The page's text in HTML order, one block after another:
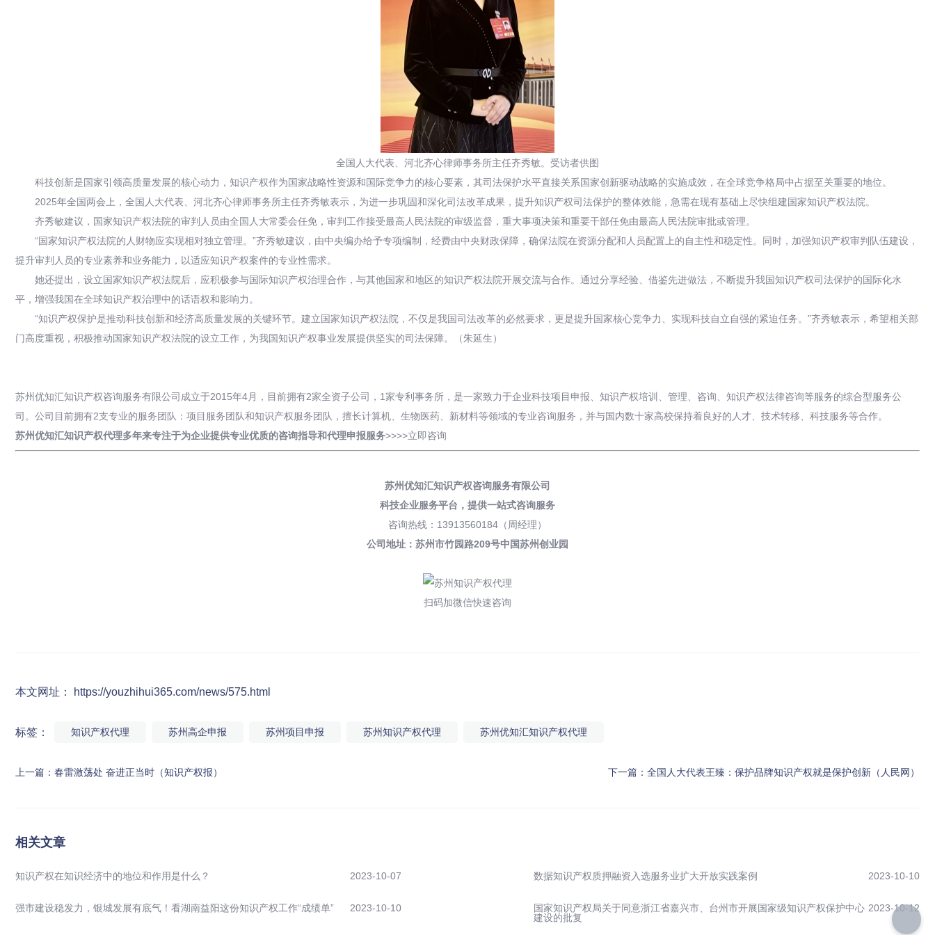
全国人大代表、河北齐心律师事务所主任齐秀敏。受访者供图
科技创新是国家引领高质量发展的核心动力，知识产权作为国家战略性资源和国际竞争力的核心要素，其司法保护水平直接关系国家创新驱动战略的实施成效，在全球竞争格局中占据至关重要的地位。
2025年全国两会上，全国人大代表、河北齐心律师事务所主任齐秀敏表示，为进一步巩固和深化司法改革成果，提升知识产权司法保护的整体效能，急需在现有基础上尽快组建国家知识产权法院。
齐秀敏建议，国家知识产权法院的审判人员由全国人大常委会任免，审判工作接受最高人民法院的审级监督，重大事项决策和重要干部任免由最高人民法院审批或管理。
“国家知识产权法院的人财物应实现相对独立管理。”齐秀敏建议，由中央编办给予专项编制，经费由中央财政保障，确保法院在资源分配和人员配置上的自主性和稳定性。同时，加强知识产权审判队伍建设，
提升审判人员的专业素养和业务能力，以适应知识产权案件的专业性需求。
她还提出，设立国家知识产权法院后，应积极参与国际知识产权治理合作，与其他国家和地区的知识产权法院开展交流与合作。通过分享经验、借鉴先进做法，不断提升我国知识产权司法保护的国际化水
平，增强我国在全球知识产权治理中的话语权和影响力。
“知识产权保护是推动科技创新和经济高质量发展的关键环节。建立国家知识产权法院，不仅是我国司法改革的必然要求，更是提升国家核心竞争力、实现科技自立自强的紧迫任务。”齐秀敏表示，希望相关部
门高度重视，积极推动国家知识产权法院的设立工作，为我国知识产权事业发展提供坚实的司法保障。（朱延生）
苏州优知汇知识产权咨询服务有限公司成立于2015年4月，目前拥有2家全资子公司，1家专利事务所，是一家致力于企业科技项目申报、知识产权培训、管理、咨询、知识产权法律咨询等服务的综合型服务公
司。公司目前拥有2支专业的服务团队：项目服务团队和知识产权服务团队，擅长计算机、生物医药、新材料等领域的专业咨询服务，并与国内数十家高校保持着良好的人才、技术转移、科技服务等合作。
苏州优知汇知识产权代理多年来专注于为企业提供专业优质的咨询指导和代理申报服务>>>>立即咨询
苏州优知汇知识产权咨询服务有限公司
科技企业服务平台， 提供一站式咨询服务
咨询热线：13913560184（周经理）
公司地址：苏州市竹园路209号中国苏州创业园
扫码加微信快速咨询
本文网址： https://youzhihui365.com/news/575.html
标签： 知识产权代理 苏州高企申报 苏州项目申报 苏州知识产权代理 苏州优知汇知识产权代理
上一篇： 春雷激荡处 奋进正当时（知识产权报） 下一篇： 全国人大代表王臻：保护品牌知识产权就是保护创新（人民网）
相关文章
2023-10-07
知识产权在知识经济中的地位和作用是什么？ 2023-10-10
数据知识产权质押融资入选服务业扩大开放实践案例
2023-10-10
强市建设稳发力，银城发展有底气！看湖南益阳这份知识产权工作“成绩单” 2023-10-12
国家知识产权局关于同意浙江省嘉兴市、台州市开展国家级知识产权保护中心
建设的批复